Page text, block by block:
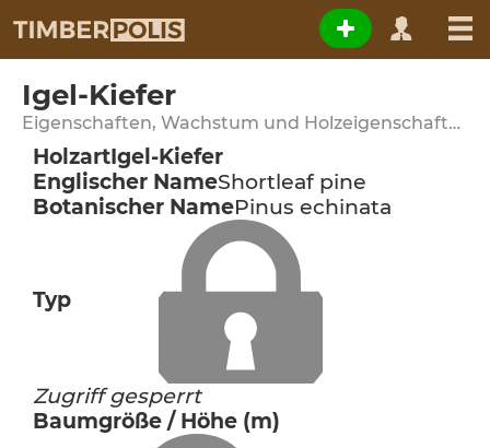
Igel-Kiefer
Eigenschaften, Wachstum und Holzeigenschaften
HolzartIgel-Kiefer
Englischer NameShortleaf pine
Botanischer NamePinus echinata
Typ
Zugriff gesperrt
Baumgröße / Höhe (m)